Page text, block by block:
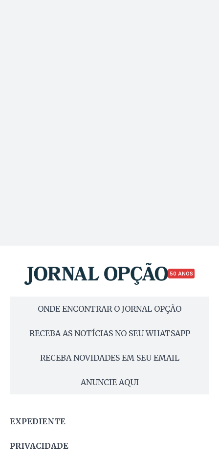
50 ANOS
ONDE ENCONTRAR O JORNAL OPÇÃO
RECEBA AS NOTÍCIAS NO SEU WHATSAPP
RECEBA NOVIDADES EM SEU EMAIL
ANUNCIE AQUI
EXPEDIENTE
PRIVACIDADE